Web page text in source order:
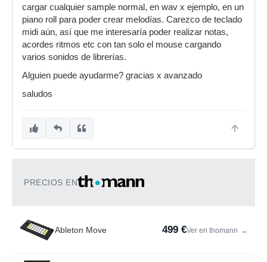
cargar cualquier sample normal, en wav x ejemplo, en un
piano roll para poder crear melodías. Carezco de teclado
midi aún, así que me interesaría poder realizar notas,
acordes ritmos etc con tan solo el mouse cargando
varios sonidos de librerías.
Alguien puede ayudarme? gracias x avanzado
saludos
PRECIOS EN
Ableton Move 499 €Ver en thomann →